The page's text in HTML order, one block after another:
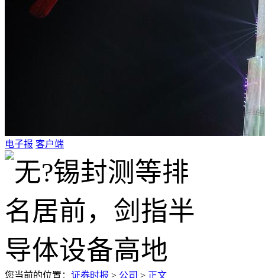
电子报 客户端
您当前的位置： 证券时报 > 公司 > 正文